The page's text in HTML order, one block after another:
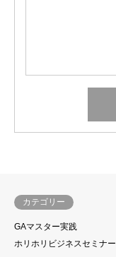
カテゴリー
GAマスター実践
ホリホリビジネスセミナー